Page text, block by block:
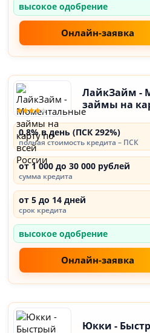
высокое одобрение
Онлайн-заявка
ЛайкЗайм -
займы на
0,8% в день (ПСК 292%)
полная стоимость кредита – ПСК
от 1 000 до 30 000 рублей
сумма кредита
от 5 до 14 дней
срок кредита
высокое одобрение
Онлайн-заявка
Юкки -